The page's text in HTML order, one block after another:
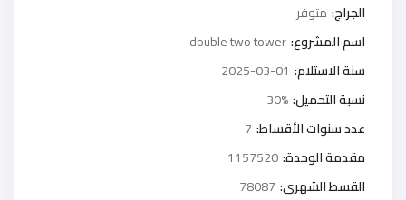
الجراج: متوفر
اسم المشروع:double two tower
سنة الاستلام: 2025-03-01
نسبة التحميل:30%
عدد سنوات الأقساط: 7
مقدمة الوحدة:1157520
القسط الشهرى: 78087